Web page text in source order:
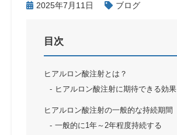
2025年7月11日 ブログ
目次
ヒアルロン酸注射とは？
ヒアルロン酸注射に期待できる効果
ヒアルロン酸注射の一般的な持続期間
一般的に1年～2年程度持続する